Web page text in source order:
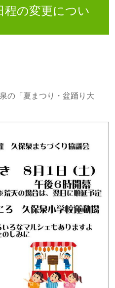
の変更につい
の「夏まつり・盆踊り大